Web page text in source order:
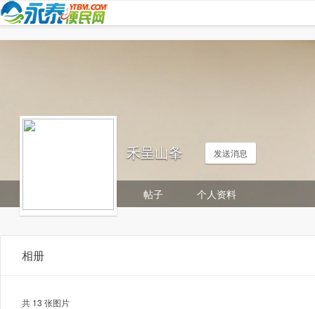
禾呈山夆 发送消息
帖子 个人资料
相册
共 13 张图片